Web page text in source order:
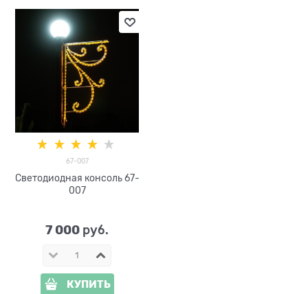
67-007
Светодиодная консоль 67-
007
7 000 руб.
КУПИТЬ